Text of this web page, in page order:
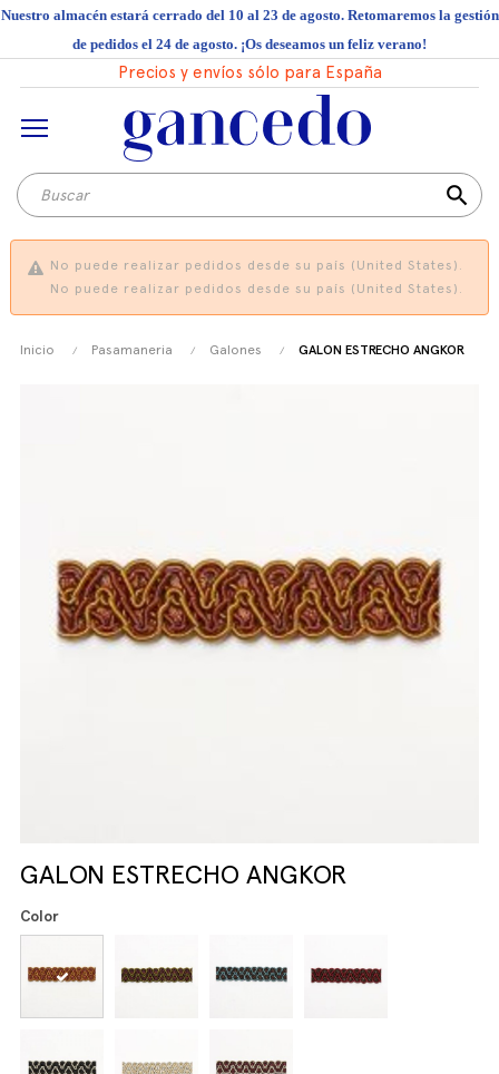
Nuestro almacén estará cerrado del 10 al 23 de agosto. Retomaremos la gestión
de pedidos el 24 de agosto. ¡Os deseamos un feliz verano!
Precios y envíos sólo para España
search
No puede realizar pedidos desde su país (United States).
No puede realizar pedidos desde su país (United States).
Inicio Pasamaneria Galones GALON ESTRECHO ANGKOR
GALON ESTRECHO ANGKOR
Color